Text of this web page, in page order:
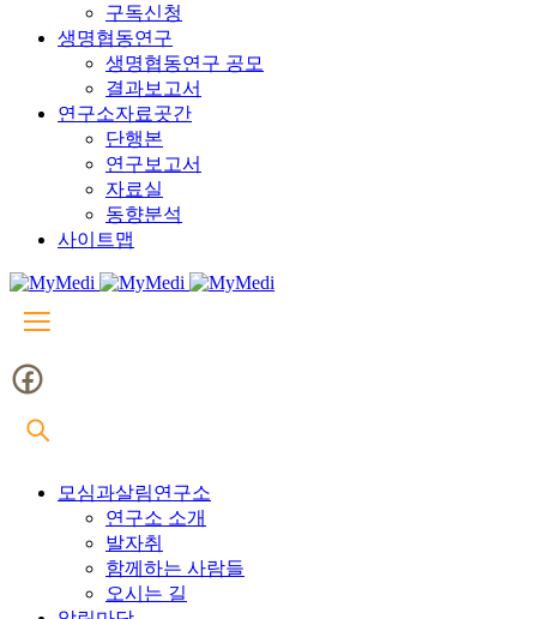
구독신청
생명협동연구
생명협동연구 공모
결과보고서
연구소자료곳간
단행본
연구보고서
자료실
동향분석
사이트맵
모심과살림연구소
연구소 소개
발자취
함께하는 사람들
오시는 길